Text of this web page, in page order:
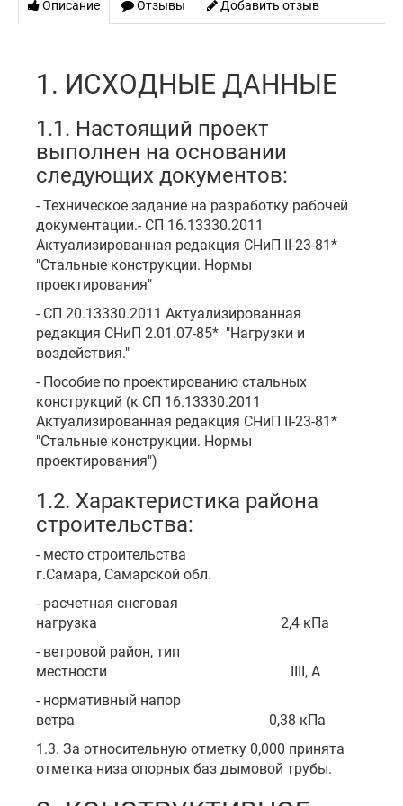
Описание Отзывы Добавить отзыв
1. ИСХОДНЫЕ ДАННЫЕ
1.1. Настоящий проект
выполнен на основании
следующих документов:
- Техническое задание на разработку рабочей
документации.- СП 16.13330.2011
Актуализированная редакция СНиП II-23-81*
"Стальные конструкции. Нормы
проектирования"
- СП 20.13330.2011 Актуализированная
редакция СНиП 2.01.07-85* "Нагрузки и
воздействия."
- Пособие по проектированию стальных
конструкций (к СП 16.13330.2011
Актуализированная редакция СНиП II-23-81*
"Стальные конструкции. Нормы
проектирования")
1.2. Характеристика района
строительства:
- место строительства
г.Самара, Самарской обл.
- расчетная снеговая
нагрузка 2,4 кПа
- ветровой район, тип
местности IIII, А
- нормативный напор
ветра 0,38 кПа
1.3. За относительную отметку 0,000 принята
отметка низа опорных баз дымовой трубы.